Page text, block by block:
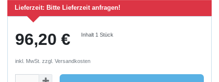
Lieferzeit: Bitte Lieferzeit anfragen!
96,20 € Inhalt 1Stück
inkl. MwSt. zzgl. Versandkosten